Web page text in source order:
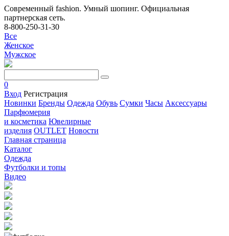
Современный fashion. Умный шопинг. Официальная
партнерская сеть.
8-800-250-31-30
Все
Женское
Мужское
0
Вход Регистрация
Новинки Бренды Одежда Обувь Сумки Часы Аксессуары
Парфюмерия
и косметика Ювелирные
изделия OUTLET Новости
Главная страница
Каталог
Одежда
Футболки и топы
Видео